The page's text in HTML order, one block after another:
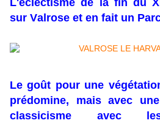
L'éclectisme de la fin du
sur Valrose et en fait un
Le goût pour une
prédomine, mais avec
classicisme avec